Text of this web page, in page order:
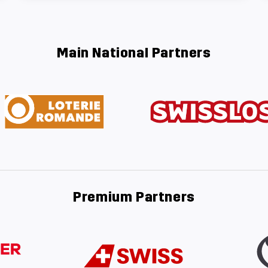
Main National Partners
Premium Partners